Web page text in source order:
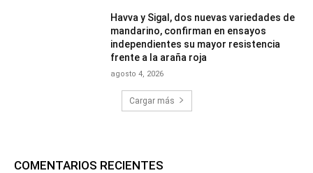
Havva y Sigal, dos nuevas variedades de
mandarino, confirman en ensayos
independientes su mayor resistencia
frente a la araña roja
agosto 4, 2026
Cargar más
COMENTARIOS RECIENTES